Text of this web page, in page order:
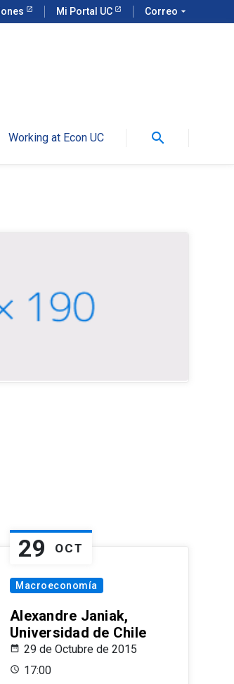
Mi Portal UC Correo arrow_drop_down
Working at Econ UC search
29 OCT
Macroeconomía
Alexandre Janiak,
Universidad de Chile
29 de Octubre de 2015
17:00